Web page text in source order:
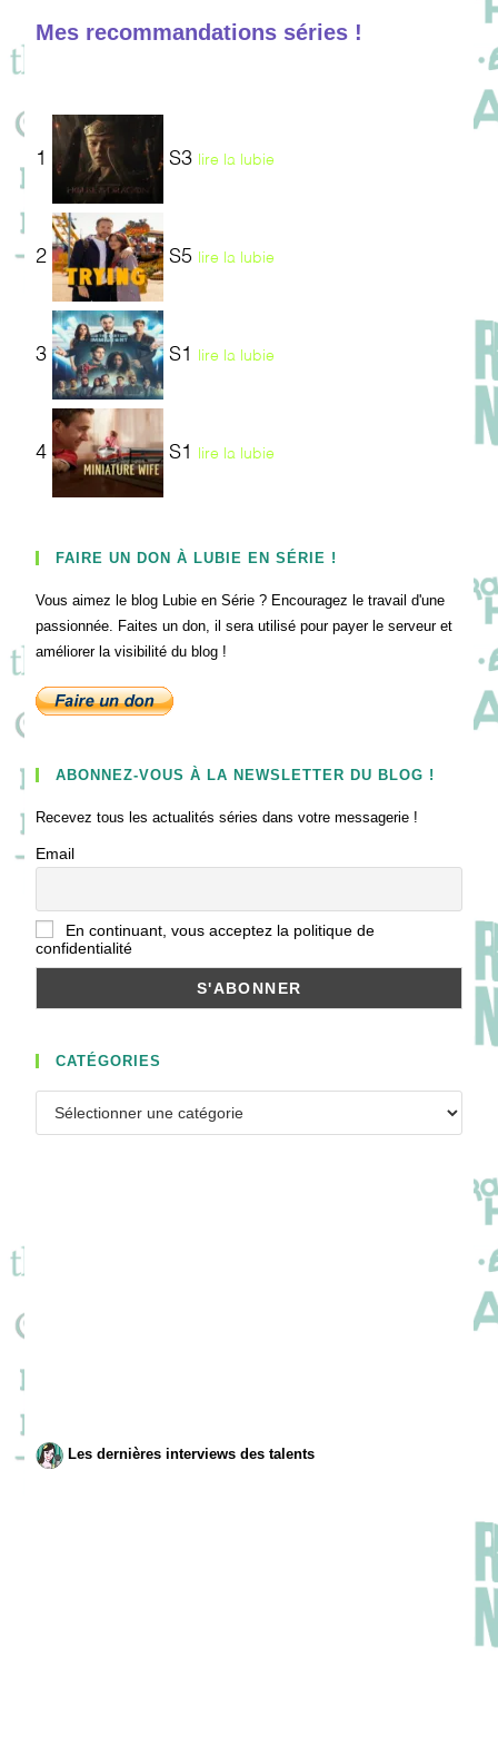
Mes recommandations séries !
1 S3 lire la lubie
2 S5 lire la lubie
3 S1 lire la lubie
4 S1 lire la lubie
FAIRE UN DON À LUBIE EN SÉRIE !
Vous aimez le blog Lubie en Série ? Encouragez le travail d'une
passionnée. Faites un don, il sera utilisé pour payer le serveur et
améliorer la visibilité du blog !
ABONNEZ-VOUS À LA NEWSLETTER DU BLOG !
Recevez tous les actualités séries dans votre messagerie !
Email
En continuant, vous acceptez la politique de
confidentialité
CATÉGORIES
Les dernières interviews des talents